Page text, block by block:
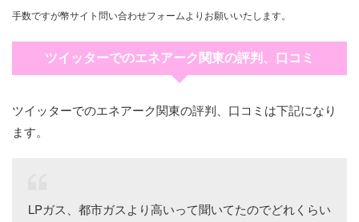
手数ですが幣サイト問い合わせフォームよりお願いいたします。
ツイッターでのエネアーク関東の評判、口コミ
ツイッターでのエネアーク関東の評判、口コミは下記になり
ます。
LPガス、都市ガスより高いって聞いてたのでどれくらい